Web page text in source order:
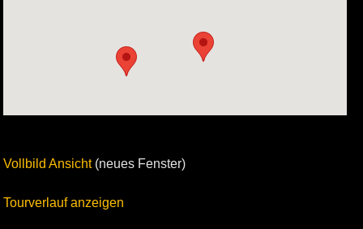
Vollbild Ansicht(neues Fenster)
Tourverlauf anzeigen